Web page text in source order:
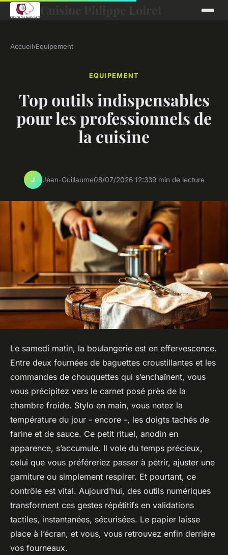
Accueil›Equipement
EQUIPEMENT
Top outils indispensables
pour les professionnels de
la cuisine
J Jean-Guillaume08/07/2026 12:339 min de lecture
Le samedi matin, la boulangerie est en effervescence.
Entre deux fournées de baguettes croustillantes et les
commandes de chouquettes qui s’enchaînent, vous
vous précipitez vers le carnet posé près de la
chambre froide. Stylo en main, vous notez la
température du jour - encore -, les doigts tachés de
farine et de sauce. Ce petit rituel, anodin en
apparence, s’accumule. Il vole du temps précieux,
celui que vous préféreriez passer à pétrir, ajuster une
garniture ou simplement respirer. Et pourtant, ce
contrôle est vital. Aujourd’hui, des outils numériques
transforment ces gestes répétitifs en validations
tactiles, instantanées, sécurisées. Le papier laisse
place à l’écran, et vous, vous retrouvez enfin derrière
vos fourneaux.